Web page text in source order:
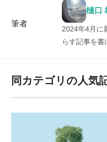
筆者
樋口
2024年4月に
らす記事を書
同カテゴリの人気